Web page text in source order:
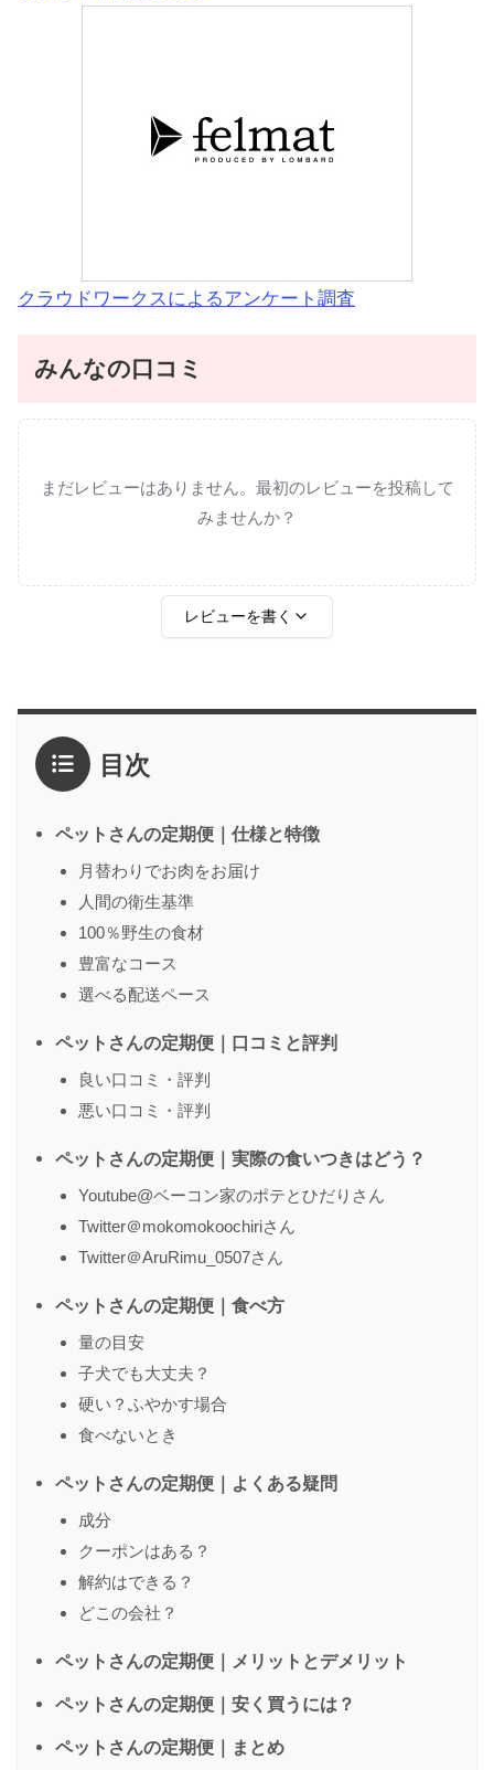
クラウドワークスによるアンケート調査
みんなの口コミ
まだレビューはありません。最初のレビューを投稿して
みませんか？
レビューを書く
4点
3点
2点
1点
感想 * 目次
ペットさんの定期便｜仕様と特徴
月替わりでお肉をお届け
人間の衛生基準
100％野生の食材
豊富なコース
選べる配送ペース
ペットさんの定期便｜口コミと評判
良い口コミ・評判
悪い口コミ・評判
ペットさんの定期便｜実際の食いつきはどう？
Youtube@ベーコン家のポテとひだりさん
Twitter＠mokomokoochiriさん
Twitter＠AruRimu_0507さん
ペットさんの定期便｜食べ方
量の目安
子犬でも大丈夫？
硬い？ふやかす場合
食べないとき
ペットさんの定期便｜よくある疑問
成分
クーポンはある？
解約はできる？
どこの会社？
ペットさんの定期便｜メリットとデメリット
ペットさんの定期便｜安く買うには？
ペットさんの定期便｜まとめ